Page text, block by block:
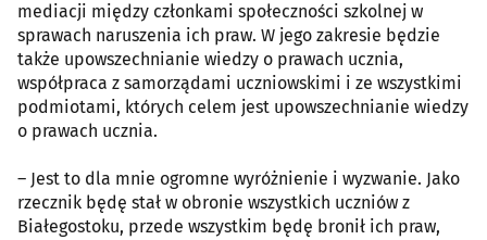
mediacji między członkami społeczności szkolnej w
sprawach naruszenia ich praw. W jego zakresie będzie
także upowszechnianie wiedzy o prawach ucznia,
współpraca z samorządami uczniowskimi i ze wszystkimi
podmiotami, których celem jest upowszechnianie wiedzy
o prawach ucznia.
– Jest to dla mnie ogromne wyróżnienie i wyzwanie. Jako
rzecznik będę stał w obronie wszystkich uczniów z
Białegostoku, przede wszystkim będę bronił ich praw,